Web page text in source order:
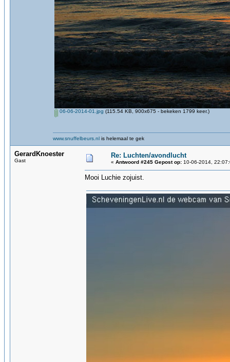
06-06-2014-01.jpg (115.54 KB, 900x675 - bekeken 1799 keer.)
www.snuffelbeurs.nl is helemaal te gek
GerardKnoester
Gast
Re: Luchten/avondlucht
« Antwoord #245 Gepost op: 10-06-2014,
Mooi Luchie zojuist.